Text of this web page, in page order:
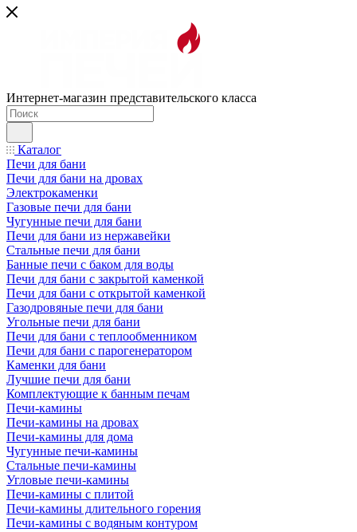
Интернет-магазин представительского класса
Каталог
Печи для бани
Печи для бани на дровах
Электрокаменки
Газовые печи для бани
Чугунные печи для бани
Печи для бани из нержавейки
Стальные печи для бани
Банные печи с баком для воды
Печи для бани с закрытой каменкой
Печи для бани с открытой каменкой
Газодровяные печи для бани
Угольные печи для бани
Печи для бани с теплообменником
Печи для бани с парогенератором
Каменки для бани
Лучшие печи для бани
Комплектующие к банным печам
Печи-камины
Печи-камины на дровах
Печи-камины для дома
Чугунные печи-камины
Стальные печи-камины
Угловые печи-камины
Печи-камины с плитой
Печи-камины длительного горения
Печи-камины с водяным контуром